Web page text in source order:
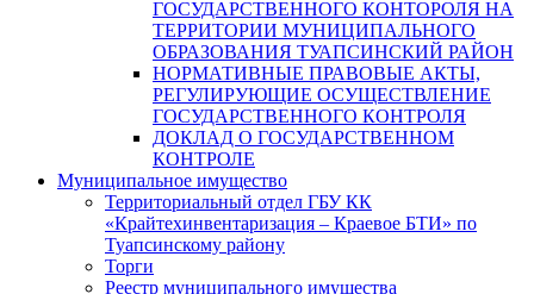
ГОСУДАРСТВЕННОГО КОНТОРОЛЯ НА
ТЕРРИТОРИИ МУНИЦИПАЛЬНОГО
ОБРАЗОВАНИЯ ТУАПСИНСКИЙ РАЙОН
НОРМАТИВНЫЕ ПРАВОВЫЕ АКТЫ,
РЕГУЛИРУЮЩИЕ ОСУЩЕСТВЛЕНИЕ
ГОСУДАРСТВЕННОГО КОНТРОЛЯ
ДОКЛАД О ГОСУДАРСТВЕННОМ
КОНТРОЛЕ
Муниципальное имущество
Территориальный отдел ГБУ КК
«Крайтехинвентаризация – Краевое БТИ» по
Туапсинскому району
Торги
Реестр муниципального имущества